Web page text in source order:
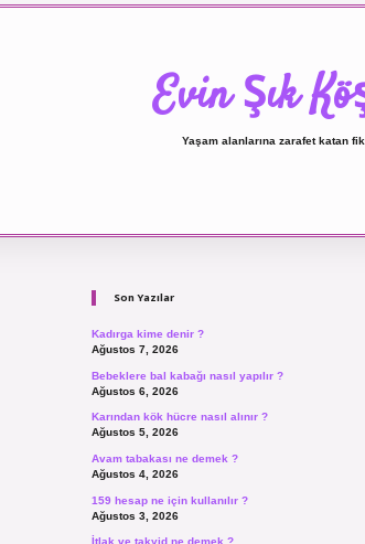
Evin Şık
Yaşam alanlarına zarafet katan
Son Yazılar
Kadırga kime denir ?
Ağustos 7, 2026
Bebeklere bal kabağı nasıl yapılır ?
Ağustos 6, 2026
Karından kök hücre nasıl alınır ?
Ağustos 5, 2026
Avam tabakası ne demek ?
Ağustos 4, 2026
159 hesap ne için kullanılır ?
Ağustos 3, 2026
İtlak ve takyid ne demek ?